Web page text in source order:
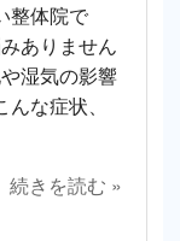
整体院で
ありません
湿気の影響
な症状、
続きを読む »